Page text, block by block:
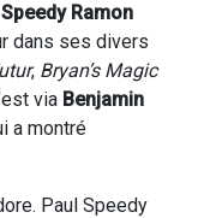
Ramon
dans ses divers
, Bryan’s Magic
via Benjamin
a montré
Paul Speedy